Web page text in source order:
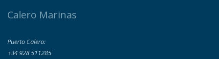
Calero Marinas
Puerto Calero:
+34 928 511285